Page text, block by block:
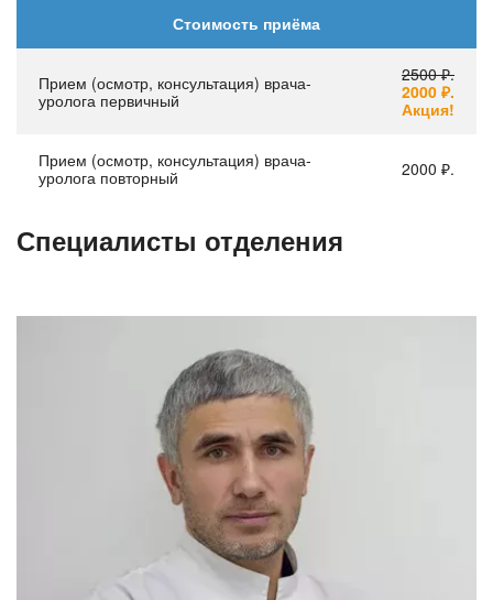
Стоимость приёма
Прием (осмотр, консультация) врача-
уролога первичный
2500 ₽.
2000 ₽.
Акция!
Прием (осмотр, консультация) врача-
уролога повторный
2000 ₽.
Специалисты отделения